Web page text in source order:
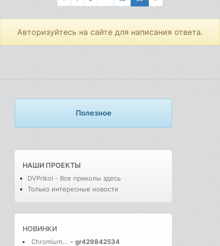
Авторизуйтесь на сайте для написания ответа.
Полезное
НАШИ ПРОЕКТЫ
DVPrikol - Все приколы здесь
Только интересные новости
НОВИНКИ
Chromium... - gr429842534